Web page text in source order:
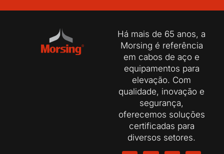
Há mais de 65 anos, a
Morsing é referência
em cabos de aço e
equipamentos para
elevação. Com
qualidade, inovação e
segurança,
oferecemos soluções
certificadas para
diversos setores.